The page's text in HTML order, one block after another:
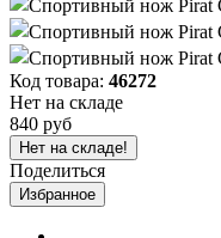
Код товара: 46272
Нет на складе
840 руб
Нет на складе!
Поделиться
Избранное